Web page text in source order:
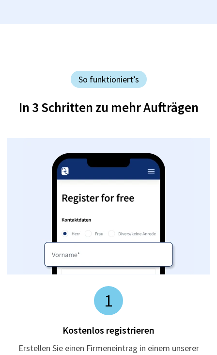
So funktioniert’s
In 3 Schritten zu mehr Aufträgen
1
Kostenlos registrieren
Erstellen Sie einen Firmeneintrag in einem unserer